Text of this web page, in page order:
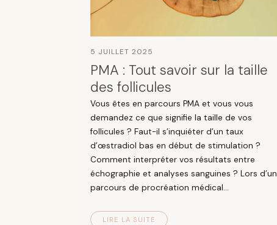
5 JUILLET 2025
PMA : Tout savoir sur la taille
des follicules
Vous êtes en parcours PMA et vous vous
demandez ce que signifie la taille de vos
follicules ? Faut-il s’inquiéter d’un taux
d’œstradiol bas en début de stimulation ?
Comment interpréter vos résultats entre
échographie et analyses sanguines ? Lors d’un
parcours de procréation médical...
LIRE LA SUITE